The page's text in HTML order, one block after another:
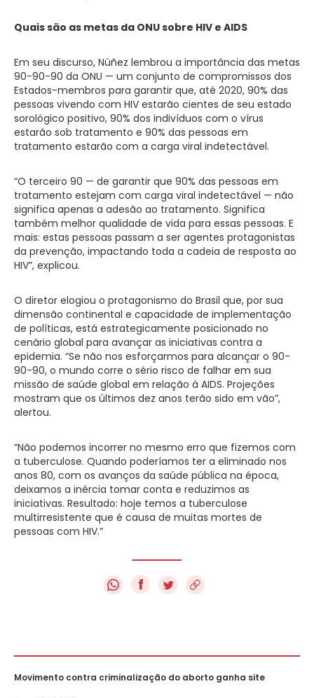
Quais são as metas da ONU sobre HIV e AIDS
Em seu discurso, Núñez lembrou a importância das metas
90-90-90 da ONU — um conjunto de compromissos dos
Estados-membros para garantir que, até 2020, 90% das
pessoas vivendo com HIV estarão cientes de seu estado
sorológico positivo, 90% dos indivíduos com o vírus
estarão sob tratamento e 90% das pessoas em
tratamento estarão com a carga viral indetectável.
“O terceiro 90 — de garantir que 90% das pessoas em
tratamento estejam com carga viral indetectável — não
significa apenas a adesão ao tratamento. Significa
também melhor qualidade de vida para essas pessoas. E
mais: estas pessoas passam a ser agentes protagonistas
da prevenção, impactando toda a cadeia de resposta ao
HIV”, explicou.
O diretor elogiou o protagonismo do Brasil que, por sua
dimensão continental e capacidade de implementação
de políticas, está estrategicamente posicionado no
cenário global para avançar as iniciativas contra a
epidemia. “Se não nos esforçarmos para alcançar o 90-
90-90, o mundo corre o sério risco de falhar em sua
missão de saúde global em relação à AIDS. Projeções
mostram que os últimos dez anos terão sido em vão”,
alertou.
“Não podemos incorrer no mesmo erro que fizemos com
a tuberculose. Quando poderíamos ter a eliminado nos
anos 80, com os avanços da saúde pública na época,
deixamos a inércia tomar conta e reduzimos as
iniciativas. Resultado: hoje temos a tuberculose
multirresistente que é causa de muitas mortes de
pessoas com HIV.”
f
Movimento contra criminalização do aborto ganha site